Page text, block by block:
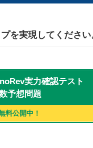
を実現してください
実力確認テスト
予想問題
料公開中！